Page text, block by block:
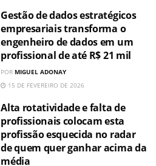
Gestão de dados estratégicos
empresariais transforma o
engenheiro de dados em um
profissional de até R$ 21 mil
POR MIGUEL ADONAY
15 DE FEVEREIRO DE 2026
Alta rotatividade e falta de
profissionais colocam esta
profissão esquecida no radar
de quem quer ganhar acima da
média